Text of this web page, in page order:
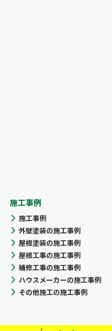
施工事例
施工事例
外壁塗装の施工事例
屋根塗装の施工事例
屋根工事の施工事例
補修工事の施工事例
ハウスメーカーの施工事例
その他施工の施工事例